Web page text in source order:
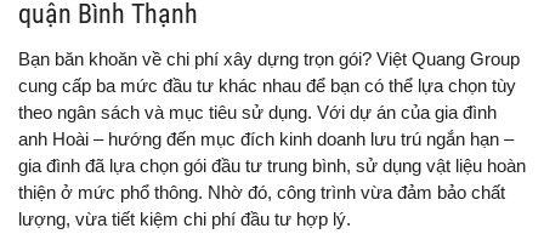
quận Bình Thạnh
Bạn băn khoăn về chi phí xây dựng trọn gói? Việt Quang Group
cung cấp ba mức đầu tư khác nhau để bạn có thể lựa chọn tùy
theo ngân sách và mục tiêu sử dụng. Với dự án của gia đình
anh Hoài – hướng đến mục đích kinh doanh lưu trú ngắn hạn –
gia đình đã lựa chọn gói đầu tư trung bình, sử dụng vật liệu hoàn
thiện ở mức phổ thông. Nhờ đó, công trình vừa đảm bảo chất
lượng, vừa tiết kiệm chi phí đầu tư hợp lý.